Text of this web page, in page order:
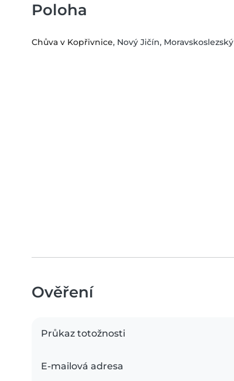
Poloha
Chůva v Kopřivnice, Nový Jičín, Moravskoslezský
Ověření
Průkaz totožnosti
E-mailová adresa